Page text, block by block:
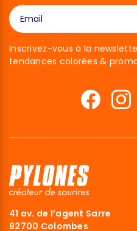
Inscrivez-vous à la
tendances colorées &
41 av. de l’agent Sarre
92700 Colombes